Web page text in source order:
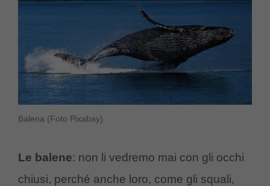
Balena (Foto Pixabay)
Le balene: non li vedremo mai con gli occhi
chiusi, perché anche loro, come gli squali,